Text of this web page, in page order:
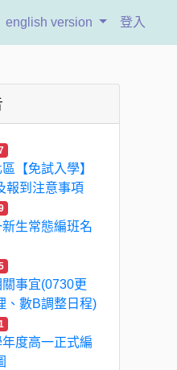
english version 登入
【免試入學】
報到注意事項
生常態編班名
事宜(0730更
、數B調整日程)
年度高一正式編